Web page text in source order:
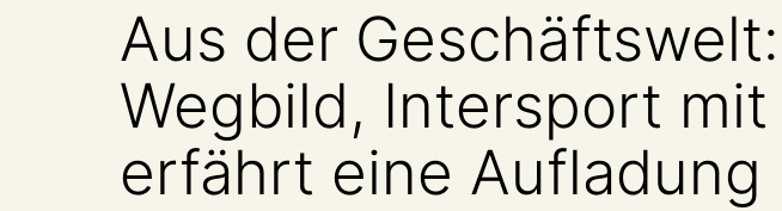
Aus der
Wegbild, Intersport
erfährt eine Aufladung